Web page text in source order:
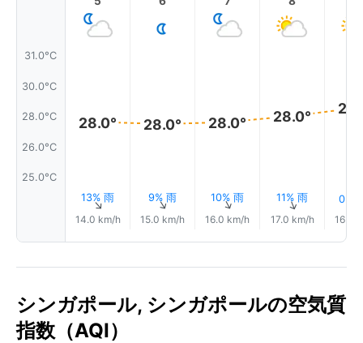
31.0°C
30.0°C
28.0°C
26.0°C
25.0°C
28.0°
13% 雨
↑
14.0 km/h
28.0°
9% 雨
↑
15.0 km/h
28.0°
10% 雨
↑
16.0 km/h
28.0°
11% 雨
↑
17.0 km/h
0.0
16.0
シンガポール, シンガポールの空気質
指数（AQI）